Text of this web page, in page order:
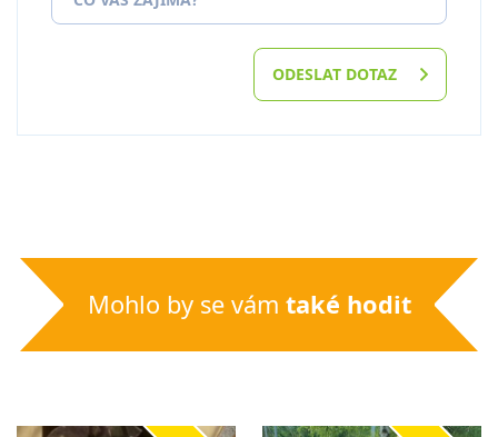
ODESLAT DOTAZ
Mohlo by se vám také hodit